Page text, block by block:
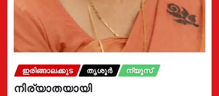
ഇരിങ്ങാലക്കുട തൃശൂർ ന്യൂസ്
നിര്യാതയായി